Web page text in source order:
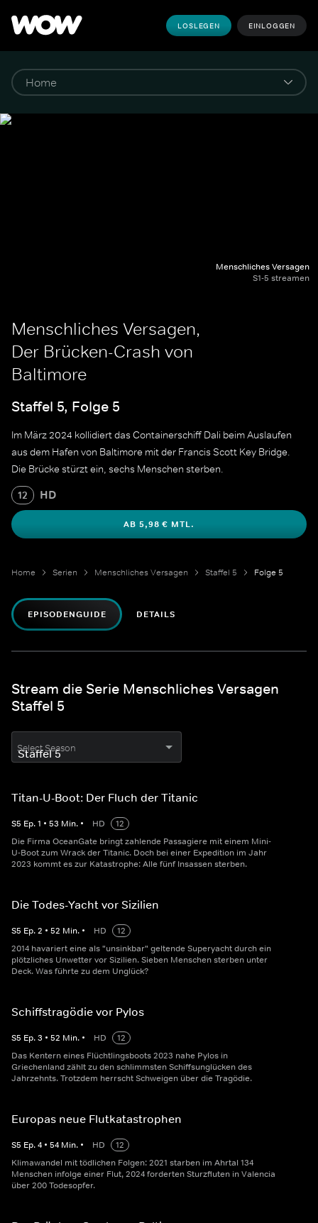
LOSLEGEN EINLOGGEN
Menschliches Versagen
S1-5 streamen
Menschliches Versagen,
Der Brücken-Crash von
Baltimore
Staffel 5, Folge 5
Im März 2024 kollidiert das Containerschiff Dali beim Auslaufen
aus dem Hafen von Baltimore mit der Francis Scott Key Bridge.
Die Brücke stürzt ein, sechs Menschen sterben.
12 HD
AB 5,98 € MTL.
Home Serien Menschliches Versagen Staffel 5 Folge 5
EPISODENGUIDE DETAILS
Stream die Serie Menschliches Versagen
Staffel 5
Select Season
Titan-U-Boot: Der Fluch der Titanic
S5 Ep.1 • 53 Min. • HD
12
Die Firma OceanGate bringt zahlende Passagiere mit einem Mini-
U-Boot zum Wrack der Titanic. Doch bei einer Expedition im Jahr
2023 kommt es zur Katastrophe: Alle fünf Insassen sterben.
Die Todes-Yacht vor Sizilien
S5 Ep.2 • 52 Min. • HD
12
2014 havariert eine als "unsinkbar" geltende Superyacht durch ein
plötzliches Unwetter vor Sizilien. Sieben Menschen sterben unter
Deck. Was führte zu dem Unglück?
Schiffstragödie vor Pylos
S5 Ep.3 • 52 Min. • HD
12
Das Kentern eines Flüchtlingsboots 2023 nahe Pylos in
Griechenland zählt zu den schlimmsten Schiffsunglücken des
Jahrzehnts. Trotzdem herrscht Schweigen über die Tragödie.
Europas neue Flutkatastrophen
S5 Ep.4 • 54 Min. • HD
12
Klimawandel mit tödlichen Folgen: 2021 starben im Ahrtal 134
Menschen infolge einer Flut, 2024 forderten Sturzfluten in Valencia
über 200 Todesopfer.